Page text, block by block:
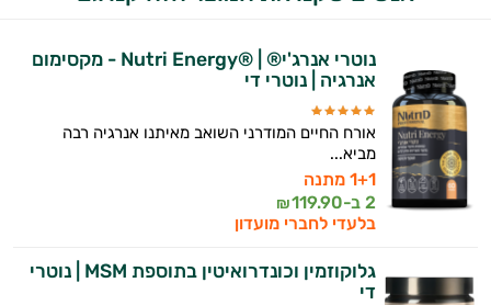
נוטרי אנרג'י® | ®Nutri Energy - מקסימום
אנרגיה | נוטרי די
אורח החיים המודרני השואב מאיתנו אנרגיה רבה
מביא...
1+1 מתנה
2 ב-
119.90
₪
בלעדי לחברי מועדון
גלוקוזמין וכונדרואיטין בתוספת MSM | נוטרי
די